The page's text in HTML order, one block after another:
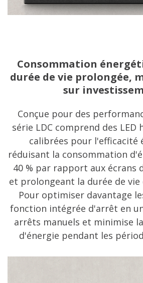
Consommation
durée de vie prolongée,
sur
Conçue pour des
série LDC comprend des
calibrées pour l'efficacité
réduisant la consommation
40 % par rapport aux écrans
et prolongeant la durée de vie
Pour optimiser davantage
fonction intégrée d'arrêt en
arrêts manuels et minimise
d'énergie pendant les